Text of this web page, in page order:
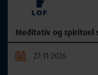
Meditativ og spirituel
27-11-2026